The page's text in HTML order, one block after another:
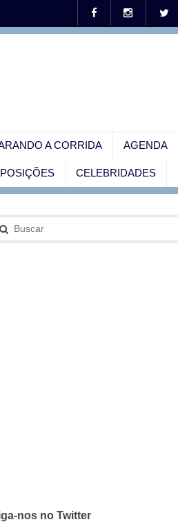
A CORRIDA AGENDA
CELEBRIDADES
nos no Twitter